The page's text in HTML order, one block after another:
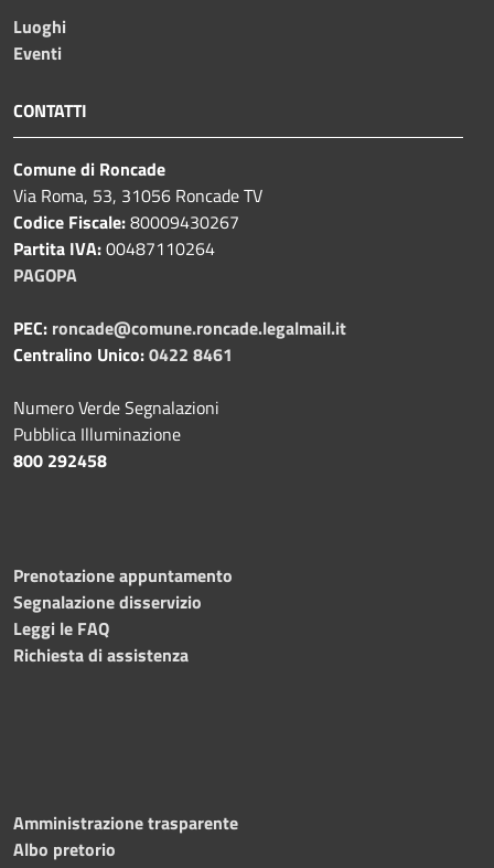
Luoghi
Eventi
CONTATTI
Comune di Roncade
Via Roma, 53, 31056 Roncade TV
Codice Fiscale:80009430267
Partita IVA:00487110264
PAGOPA
PEC: roncade@comune.roncade.legalmail.it
Centralino Unico:0422 8461
Numero Verde Segnalazioni
Pubblica Illuminazione
800 292458
Prenotazione appuntamento
Segnalazione disservizio
Leggi le FAQ
Richiesta di assistenza
Amministrazione trasparente
Albo pretorio